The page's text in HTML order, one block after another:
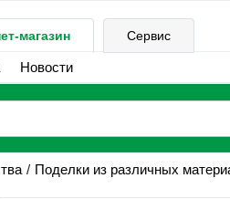
магазин Сервис
Новости
Поделки из различных